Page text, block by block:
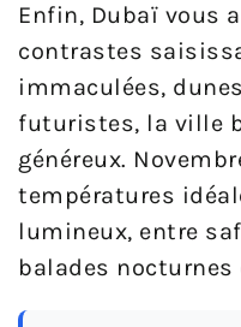
Enfin, Dubaï vous
contrastes
immaculées,
futuristes, la ville
généreux.
températures
lumineux, entre
balades nocturnes